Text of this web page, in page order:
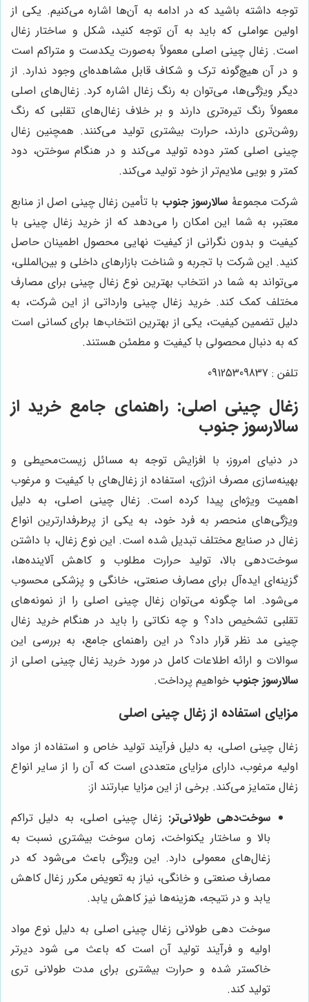
توجه داشته باشید که در ادامه به آن‌ها اشاره می‌کنیم. یکی از
اولین عواملی که باید به آن توجه کنید، شکل و ساختار زغال
است. زغال چینی اصلی معمولاً به‌صورت یکدست و متراکم است
و در آن هیچ‌گونه ترک و شکاف قابل مشاهده‌ای وجود ندارد. از
دیگر ویژگی‌ها، می‌توان به رنگ زغال اشاره کرد. زغال‌های اصلی
معمولاً رنگ تیره‌تری دارند و بر خلاف زغال‌های تقلبی که رنگ
روشن‌تری دارند، حرارت بیشتری تولید می‌کنند. همچنین زغال
چینی اصلی کمتر دوده تولید می‌کند و در هنگام سوختن، دود
کمتر و بویی ملایم‌تر از خود تولید می‌کند.
شرکت مجموعۀ سالارسوز جنوب با تأمین زغال چینی اصل از منابع
معتبر، به شما این امکان را می‌دهد که از خرید زغال چینی با
کیفیت و بدون نگرانی از کیفیت نهایی محصول اطمینان حاصل
کنید. این شرکت با تجربه و شناخت بازارهای داخلی و بین‌المللی،
می‌تواند به شما در انتخاب بهترین نوع زغال چینی برای مصارف
مختلف کمک کند. خرید زغال چینی وارداتی از این شرکت، به
دلیل تضمین کیفیت، یکی از بهترین انتخاب‌ها برای کسانی است
که به دنبال محصولی با کیفیت و مطمئن هستند.
تلفن : 09125309837
زغال چینی اصلی: راهنمای جامع خرید از
سالارسوز جنوب
در دنیای امروز، با افزایش توجه به مسائل زیست‌محیطی و
بهینه‌سازی مصرف انرژی، استفاده از زغال‌های با کیفیت و مرغوب
اهمیت ویژه‌ای پیدا کرده است. زغال چینی اصلی، به دلیل
ویژگی‌های منحصر به فرد خود، به یکی از پرطرفدارترین انواع
زغال در صنایع مختلف تبدیل شده است. این نوع زغال، با داشتن
سوخت‌دهی بالا، تولید حرارت مطلوب و کاهش آلاینده‌ها،
گزینه‌ای ایده‌آل برای مصارف صنعتی، خانگی و پزشکی محسوب
می‌شود. اما چگونه می‌توان زغال چینی اصلی را از نمونه‌های
تقلبی تشخیص داد؟ و چه نکاتی را باید در هنگام خرید زغال
چینی مد نظر قرار داد؟ در این راهنمای جامع، به بررسی این
سوالات و ارائه اطلاعات کامل در مورد خرید زغال چینی اصلی از
سالارسوز جنوب خواهیم پرداخت.
مزایای استفاده از زغال چینی اصلی
زغال چینی اصلی، به دلیل فرآیند تولید خاص و استفاده از مواد
اولیه مرغوب، دارای مزایای متعددی است که آن را از سایر انواع
زغال متمایز می‌کند. برخی از این مزایا عبارتند از:
سوخت‌دهی طولانی‌تر: زغال چینی اصلی، به دلیل تراکم
بالا و ساختار یکنواخت، زمان سوخت بیشتری نسبت به
زغال‌های معمولی دارد. این ویژگی باعث می‌شود که در
مصارف صنعتی و خانگی، نیاز به تعویض مکرر زغال کاهش
یابد و در نتیجه، هزینه‌ها نیز کاهش یابد.
سوخت دهی طولانی زغال چینی اصلی به دلیل نوع مواد
اولیه و فرآیند تولید آن است که باعث می شود دیرتر
خاکستر شده و حرارت بیشتری برای مدت طولانی تری
تولید کند.